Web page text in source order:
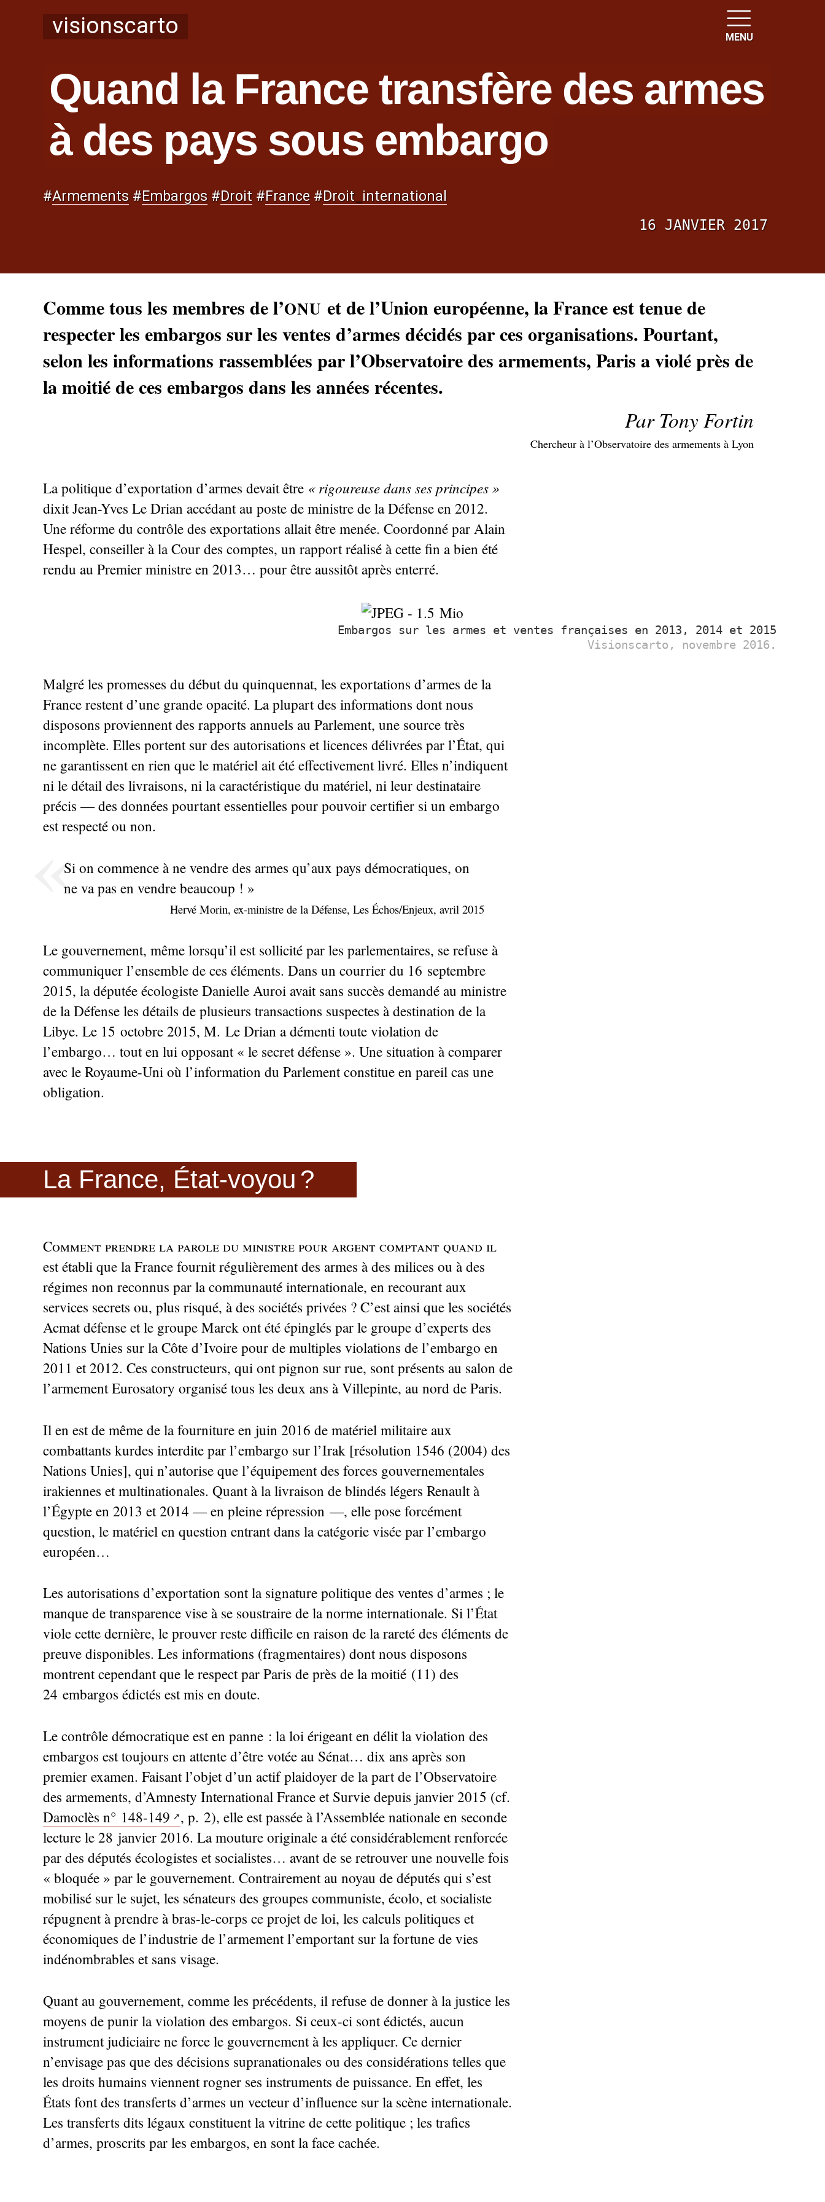
visionscarto MENU
Quand la France transfère des armes
à des pays sous embargo
#Armements #Embargos #Droit #France #Droit_ international
16 JANVIER 2017
Comme tous les membres de l’ONU et de l’Union européenne, la France est tenue de
respecter les embargos sur les ventes d’armes décidés par ces organisations. Pourtant,
selon les informations rassemblées par l’Observatoire des armements, Paris a violé près de
la moitié de ces embargos dans les années récentes.
Par Tony Fortin
Chercheur à l’Observatoire des armements à Lyon
La politique d’exportation d’armes devait être « rigoureuse dans ses principes »
dixit Jean-Yves Le Drian accédant au poste de ministre de la Défense en 2012.
Une réforme du contrôle des exportations allait être menée. Coordonné par Alain
Hespel, conseiller à la Cour des comptes, un rapport réalisé à cette fin a bien été
rendu au Premier ministre en 2013… pour être aussitôt après enterré.
Embargos sur les armes et ventes françaises en 2013, 2014 et 2015
Visionscarto, novembre 2016.
Malgré les promesses du début du quinquennat, les exportations d’armes de la
France restent d’une grande opacité. La plupart des informations dont nous
disposons proviennent des rapports annuels au Parlement, une source très
incomplète. Elles portent sur des autorisations et licences délivrées par l’État, qui
ne garantissent en rien que le matériel ait été effectivement livré. Elles n’indiquent
ni le détail des livraisons, ni la caractéristique du matériel, ni leur destinataire
précis — des données pourtant essentielles pour pouvoir certifier si un embargo
est respecté ou non.
Si on commence à ne vendre des armes qu’aux pays démocratiques, on
ne va pas en vendre beaucoup ! »
Hervé Morin, ex-ministre de la Défense, Les Échos/Enjeux, avril 2015
Le gouvernement, même lorsqu’il est sollicité par les parlementaires, se refuse à
communiquer l’ensemble de ces éléments. Dans un courrier du 16 septembre
2015, la députée écologiste Danielle Auroi avait sans succès demandé au ministre
de la Défense les détails de plusieurs transactions suspectes à destination de la
Libye. Le 15 octobre 2015, M. Le Drian a démenti toute violation de
l’embargo… tout en lui opposant « le secret défense ». Une situation à comparer
avec le Royaume-Uni où l’information du Parlement constitue en pareil cas une
obligation.
La France, État-voyou ?
Comment prendre la parole du ministre pour argent comptant quand il
est établi que la France fournit régulièrement des armes à des milices ou à des
régimes non reconnus par la communauté internationale, en recourant aux
services secrets ou, plus risqué, à des sociétés privées ? C’est ainsi que les sociétés
Acmat défense et le groupe Marck ont été épinglés par le groupe d’experts des
Nations Unies sur la Côte d’Ivoire pour de multiples violations de l’embargo en
2011 et 2012. Ces constructeurs, qui ont pignon sur rue, sont présents au salon de
l’armement Eurosatory organisé tous les deux ans à Villepinte, au nord de Paris.
Il en est de même de la fourniture en juin 2016 de matériel militaire aux
combattants kurdes interdite par l’embargo sur l’Irak [résolution 1546 (2004) des
Nations Unies], qui n’autorise que l’équipement des forces gouvernementales
irakiennes et multinationales. Quant à la livraison de blindés légers Renault à
l’Égypte en 2013 et 2014 — en pleine répression —, elle pose forcément
question, le matériel en question entrant dans la catégorie visée par l’embargo
européen…
Les autorisations d’exportation sont la signature politique des ventes d’armes ; le
manque de transparence vise à se soustraire de la norme internationale. Si l’État
viole cette dernière, le prouver reste difficile en raison de la rareté des éléments de
preuve disponibles. Les informations (fragmentaires) dont nous disposons
montrent cependant que le respect par Paris de près de la moitié (11) des
24 embargos édictés est mis en doute.
Le contrôle démocratique est en panne : la loi érigeant en délit la violation des
embargos est toujours en attente d’être votée au Sénat… dix ans après son
premier examen. Faisant l’objet d’un actif plaidoyer de la part de l’Observatoire
des armements, d’Amnesty International France et Survie depuis janvier 2015 (cf.
Damoclès n° 148-149
, p. 2), elle est passée à l’Assemblée nationale en seconde
lecture le 28 janvier 2016. La mouture originale a été considérablement renforcée
par des députés écologistes et socialistes… avant de se retrouver une nouvelle fois
« bloquée » par le gouvernement. Contrairement au noyau de députés qui s’est
mobilisé sur le sujet, les sénateurs des groupes communiste, écolo, et socialiste
répugnent à prendre à bras-le-corps ce projet de loi, les calculs politiques et
économiques de l’industrie de l’armement l’emportant sur la fortune de vies
indénombrables et sans visage.
Quant au gouvernement, comme les précédents, il refuse de donner à la justice les
moyens de punir la violation des embargos. Si ceux-ci sont édictés, aucun
instrument judiciaire ne force le gouvernement à les appliquer. Ce dernier
n’envisage pas que des décisions supranationales ou des considérations telles que
les droits humains viennent rogner ses instruments de puissance. En effet, les
États font des transferts d’armes un vecteur d’influence sur la scène internationale.
Les transferts dits légaux constituent la vitrine de cette politique ; les trafics
d’armes, proscrits par les embargos, en sont la face cachée.